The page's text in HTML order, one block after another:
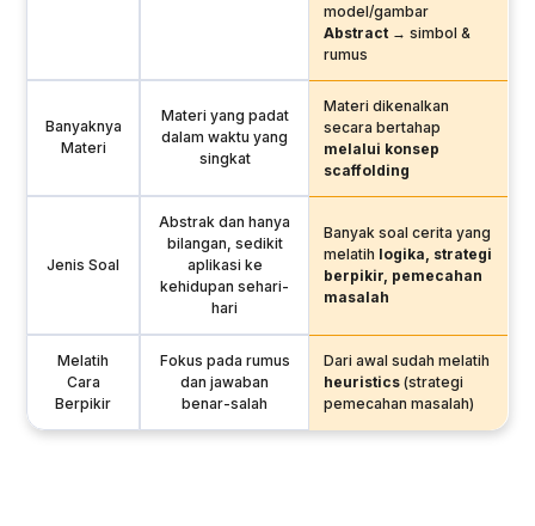
model/gambar
Abstract → simbol &
rumus
Banyaknya
Materi
Materi yang padat
dalam waktu yang
singkat
Materi dikenalkan
secara bertahap
melalui konsep
scaffolding
Jenis Soal
Abstrak dan hanya
bilangan, sedikit
aplikasi ke
kehidupan sehari-
hari
Banyak soal cerita yang
melatih logika, strategi
berpikir, pemecahan
masalah
Melatih
Cara
Berpikir
Fokus pada rumus
dan jawaban
benar-salah
Dari awal sudah melatih
heuristics (strategi
pemecahan masalah)